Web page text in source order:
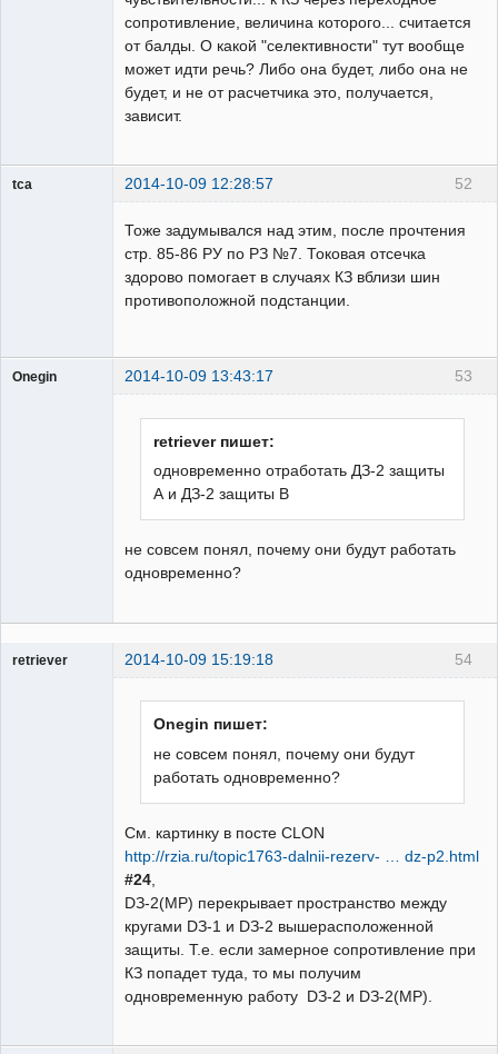
сопротивление, величина которого... считается
от балды. О какой "селективности" тут вообще
может идти речь? Либо она будет, либо она не
будет, и не от расчетчика это, получается,
зависит.
52
tca 2014-10-09 12:28:57
Тоже задумывался над этим, после прочтения
стр. 85-86 РУ по РЗ №7. Токовая отсечка
здорово помогает в случаях КЗ вблизи шин
противоположной подстанции.
53
Onegin 2014-10-09 13:43:17
retriever пишет:
одновременно отработать ДЗ-2 защиты
А и ДЗ-2 защиты В
не совсем понял, почему они будут работать
одновременно?
54
retriever 2014-10-09 15:19:18
Onegin пишет:
не совсем понял, почему они будут
работать одновременно?
См. картинку в посте CLON
http://rzia.ru/topic1763-dalnii-rezerv- … dz-p2.html
#24
DЗ-2(MP) перекрывает пространство между
кругами DЗ-1 и DЗ-2 вышерасположенной
защиты. Т.е. если замерное сопротивление при
КЗ попадет туда, то мы получим
одновременную работу DЗ-2 и DЗ-2(MP).